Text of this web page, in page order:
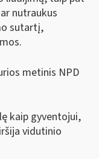
nutraukus
sutartį,
metinis NPD
kaip gyventojui,
vidutinio